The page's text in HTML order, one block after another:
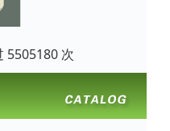
5505180 次